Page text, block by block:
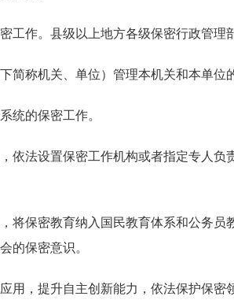
作。县级以上地方各级保密行政管理
称机关、单位）管理本机关和本单位
统的保密工作。
法设置保密工作机构或者指定专人负
保密教育纳入国民教育体系和公务员
的保密意识。
，提升自主创新能力，依法保护保密